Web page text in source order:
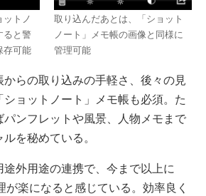
ットノ
ると警
存可能
取り込んだあとは、「ショット
ノート」メモ帳の画像と同様に
管理可能
らの取り込みの手軽さ、後々の見
ョットノート」メモ帳も必須。た
パンフレットや風景、人物メモまで
を秘めている。
外用途の連携で、今まで以上に
が楽になると感じている。効率良く